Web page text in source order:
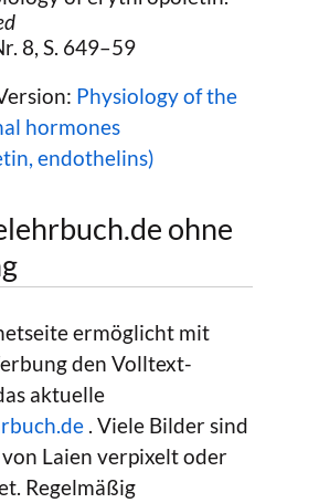
8, S. 649–59
Physiology of the
hormones
endothelins)
ohne
ermöglicht mit
den Volltext-
aktuelle
. Viele Bilder sind
Laien verpixelt oder
Regelmäßig